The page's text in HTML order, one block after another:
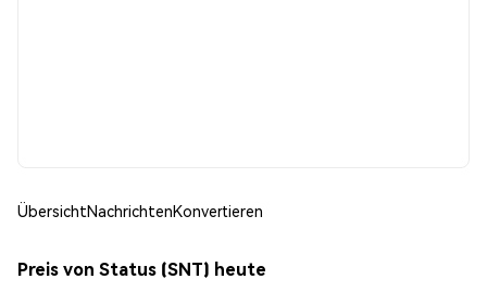
ÜbersichtNachrichtenKonvertieren
Preis von Status (SNT) heute